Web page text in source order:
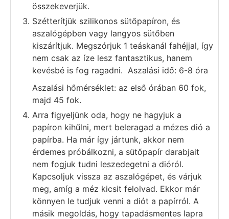
összekeverjük.
Szétterítjük szilikonos sütőpapíron, és
aszalógépben vagy langyos sütőben
kiszárítjuk. Megszórjuk 1 teáskanál fahéjjal, így
nem csak az íze lesz fantasztikus, hanem
kevésbé is fog ragadni. Aszalási idő: 6-8 óra
Aszalási hőmérséklet: az első órában 60 fok,
majd 45 fok.
Arra figyeljünk oda, hogy ne hagyjuk a
papíron kihűlni, mert beleragad a mézes dió a
papírba. Ha már így jártunk, akkor nem
érdemes próbálkozni, a sütőpapír darabjait
nem fogjuk tudni leszedegetni a dióról.
Kapcsoljuk vissza az aszalógépet, és várjuk
meg, amíg a méz kicsit felolvad. Ekkor már
könnyen le tudjuk venni a diót a papírról. A
másik megoldás, hogy tapadásmentes lapra